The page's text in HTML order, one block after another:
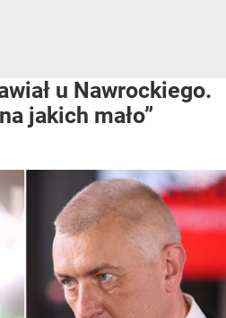
u Nawrockiego.
jakich mało”